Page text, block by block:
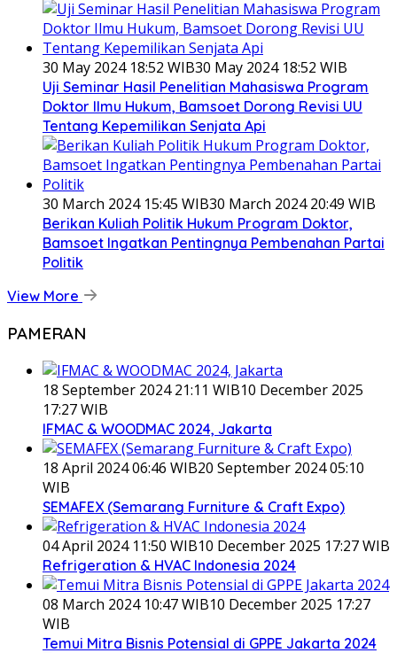
30 May 2024 18:52 WIB30 May 2024 18:52 WIB
Uji Seminar Hasil Penelitian Mahasiswa Program
Doktor Ilmu Hukum, Bamsoet Dorong Revisi UU
Tentang Kepemilikan Senjata Api
30 March 2024 15:45 WIB30 March 2024 20:49 WIB
Berikan Kuliah Politik Hukum Program Doktor,
Bamsoet Ingatkan Pentingnya Pembenahan Partai
Politik
View More
PAMERAN
18 September 2024 21:11 WIB10 December 2025
17:27 WIB
IFMAC & WOODMAC 2024, Jakarta
18 April 2024 06:46 WIB20 September 2024 05:10
WIB
SEMAFEX (Semarang Furniture & Craft Expo)
04 April 2024 11:50 WIB10 December 2025 17:27 WIB
Refrigeration & HVAC Indonesia 2024
08 March 2024 10:47 WIB10 December 2025 17:27
WIB
Temui Mitra Bisnis Potensial di GPPE Jakarta 2024